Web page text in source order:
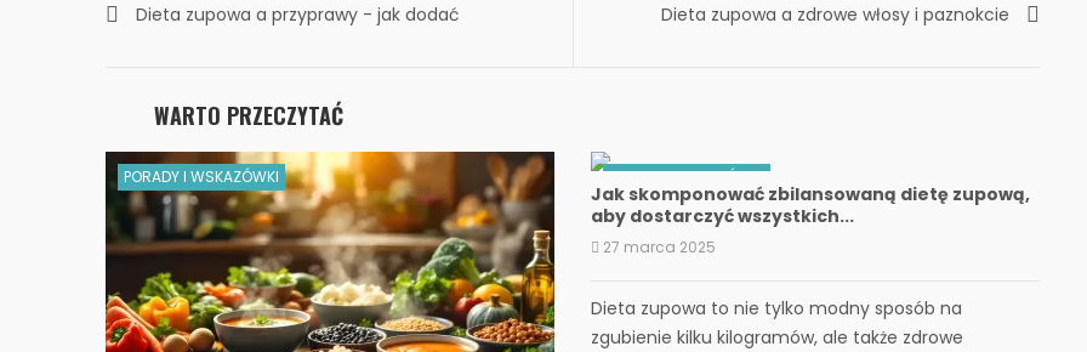
Dieta zupowa a przyprawy - jak dodać
Dieta zupowa a zdrowe włosy i paznokcie
WARTO PRZECZYTAĆ
PORADY I WSKAZÓWKI PORADY I WSKAZÓWKI
Jak skomponować zbilansowaną dietę zupową,
aby dostarczyć wszystkich...
27 marca 2025
Dieta zupowa to nie tylko modny sposób na
zgubienie kilku kilogramów, ale także zdrowe